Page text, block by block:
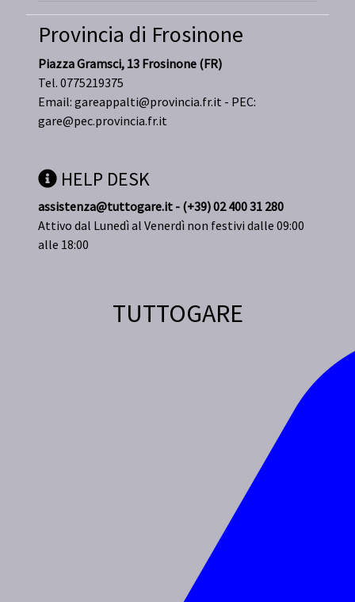
Provincia di Frosinone
Piazza Gramsci, 13 Frosinone (FR)
Tel. 0775219375
Email: gareappalti@provincia.fr.it - PEC:
gare@pec.provincia.fr.it
HELP DESK
assistenza@tuttogare.it - (+39) 02 400 31 280
Attivo dal Lunedì al Venerdì non festivi dalle 09:00
alle 18:00
TUTTOGARE